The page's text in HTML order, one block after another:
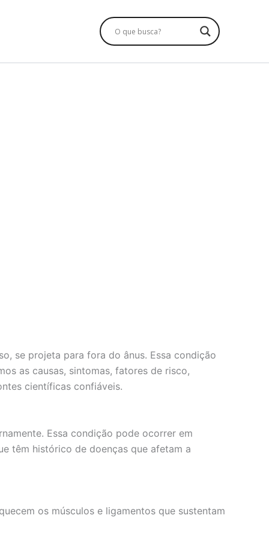
se projeta para fora do ânus. Essa condição
as causas, sintomas, fatores de risco,
científicas confiáveis.
Essa condição pode ocorrer em
têm histórico de doenças que afetam a
os músculos e ligamentos que sustentam